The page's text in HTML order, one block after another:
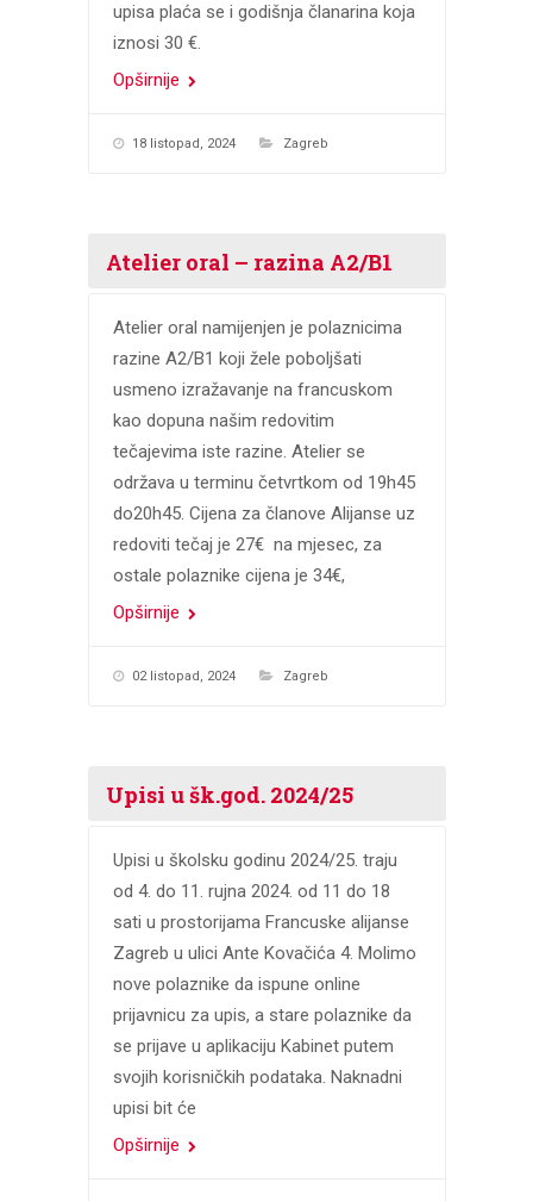
upisa plaća se i godišnja članarina koja
iznosi 30 €.
Opširnije
18 listopad, 2024 Zagreb
Atelier oral – razina A2/B1
Atelier oral namijenjen je polaznicima
razine A2/B1 koji žele poboljšati
usmeno izražavanje na francuskom
kao dopuna našim redovitim
tečajevima iste razine. Atelier se
održava u terminu četvrtkom od 19h45
do20h45. Cijena za članove Alijanse uz
redoviti tečaj je 27€ na mjesec, za
ostale polaznike cijena je 34€,
Opširnije
02 listopad, 2024 Zagreb
Upisi u šk.god. 2024/25
Upisi u školsku godinu 2024/25. traju
od 4. do 11. rujna 2024. od 11 do 18
sati u prostorijama Francuske alijanse
Zagreb u ulici Ante Kovačića 4. Molimo
nove polaznike da ispune online
prijavnicu za upis, a stare polaznike da
se prijave u aplikaciju Kabinet putem
svojih korisničkih podataka. Naknadni
upisi bit će
Opširnije